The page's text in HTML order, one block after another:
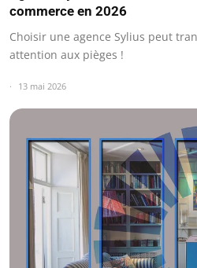
commerce en 2026
Choisir une agence Sylius peut
attention aux pièges !
13 mai 2026